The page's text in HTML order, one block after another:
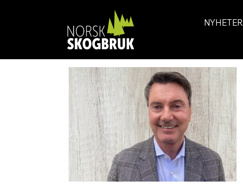
NYHETER
drangsland